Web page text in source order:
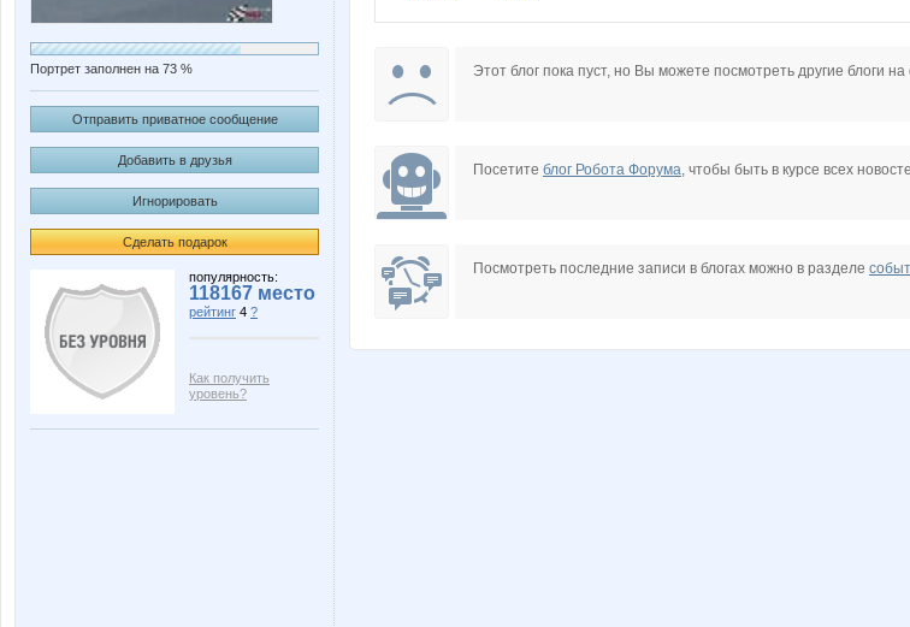
Портрет заполнен на 73 %
Отправить приватное сообщение
Добавить в друзья
Игнорировать
Сделать подарок
популярность:
118167 место
рейтинг 4 ?
Как получить
уровень?
Этот блог пока пуст, но Вы можете посмотреть другие блоги на
Посетите блог Робота Форума, чтобы быть в курсе всех
Посмотреть последние записи в блогах можно в разделе